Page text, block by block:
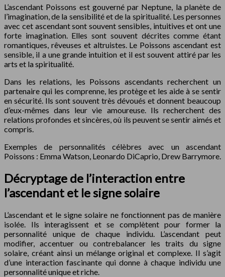
L’ascendant Poissons est gouverné par Neptune, la planète de
l’imagination, de la sensibilité et de la spiritualité. Les personnes
avec cet ascendant sont souvent sensibles, intuitives et ont une
forte imagination. Elles sont souvent décrites comme étant
romantiques, rêveuses et altruistes. Le Poissons ascendant est
sensible, il a une grande intuition et il est souvent attiré par les
arts et la spiritualité.
Dans les relations, les Poissons ascendants recherchent un
partenaire qui les comprenne, les protège et les aide à se sentir
en sécurité. Ils sont souvent très dévoués et donnent beaucoup
d’eux-mêmes dans leur vie amoureuse. Ils recherchent des
relations profondes et sincères, où ils peuvent se sentir aimés et
compris.
Exemples de personnalités célèbres avec un ascendant
Poissons : Emma Watson, Leonardo DiCaprio, Drew Barrymore.
Décryptage de l’interaction entre
l’ascendant et le signe solaire
L’ascendant et le signe solaire ne fonctionnent pas de manière
isolée. Ils interagissent et se complètent pour former la
personnalité unique de chaque individu. L’ascendant peut
modifier, accentuer ou contrebalancer les traits du signe
solaire, créant ainsi un mélange original et complexe. Il s’agit
d’une interaction fascinante qui donne à chaque individu une
personnalité unique et riche.